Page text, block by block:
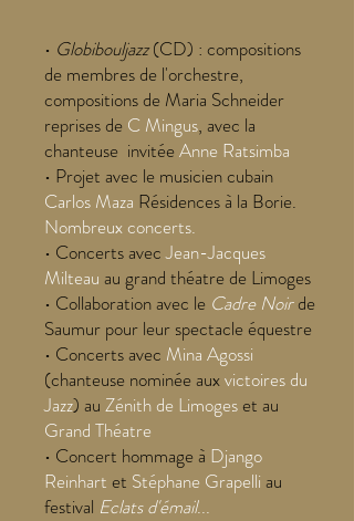
• Globibouljazz(CD) : compositions
de membres de l'orchestre,
compositions de Maria Schneider
reprises de C Mingus, avec la
chanteuse invitée Anne Ratsimba
• Projet avec le musicien cubain
Carlos Maza Résidences à la Borie.
Nombreux concerts.
• Concerts avecJean-Jacques
Milteau au grand théatre de Limoges
• Collaboration avec le Cadre Noirde
Saumur pour leur spectacle équestre
• Concerts avec Mina Agossi
(chanteuse nominée auxvictoires du
Jazz) au Zénith de Limogeset au
Grand Théatre
• Concert hommage à Django
Reinhart et Stéphane Grapelli au
festival Eclats d'émail...